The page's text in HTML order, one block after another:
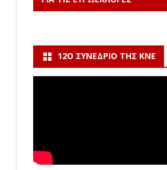
12Ο ΣΥΝΈΔΡΙΟ ΤΗΣ ΚΝΕ